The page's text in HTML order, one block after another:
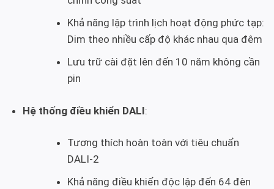
Khả năng lập trình lịch hoạt động phức tạp:
Dim theo nhiều cấp độ khác nhau qua đêm
Lưu trữ cài đặt lên đến 10 năm không cần
pin
Hệ thống điều khiển DALI:
Tương thích hoàn toàn với tiêu chuẩn
DALI-2
Khả năng điều khiển độc lập đến 64 đèn